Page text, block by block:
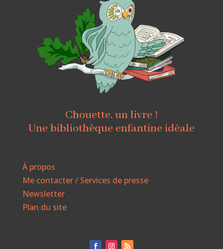
Chouette, un livre !
Une bibliothèque enfantine idéale
À propos
Me contacter / Services de presse
Newsletter
Plan du site